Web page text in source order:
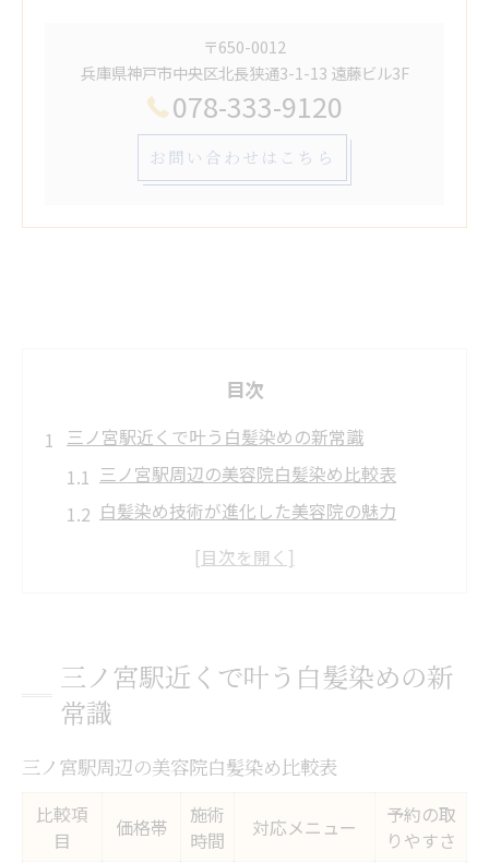
〒650-0012
兵庫県神戸市中央区北長狭通3-1-13 遠藤ビル3F
078-333-9120
お問い合わせはこちら
目次
三ノ宮駅近くで叶う白髪染めの新常識
三ノ宮駅周辺の美容院白髪染め比較表
白髪染め技術が進化した美容院の魅力
美容院で叶う自然な仕上がりの秘訣
自然な仕上がりを求めるなら美容院選びが鍵
自然な白髪染めが得意な美容院リスト
仕上がり重視で美容院を選ぶポイント
美容院選びで失敗しないコツとは
ナチュラルな髪色を叶える美容院の技術
口コミで評判の美容院白髪染め体験
三ノ宮駅近くで叶う白髪染めの新
常識
三ノ宮駅周辺の美容院白髪染め比較表
比較項
目
価格帯
施術
時間
対応メニュー
予約の取
りやすさ